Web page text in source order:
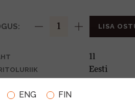
ENG FIN
LISA
1l
Eesti
HIND